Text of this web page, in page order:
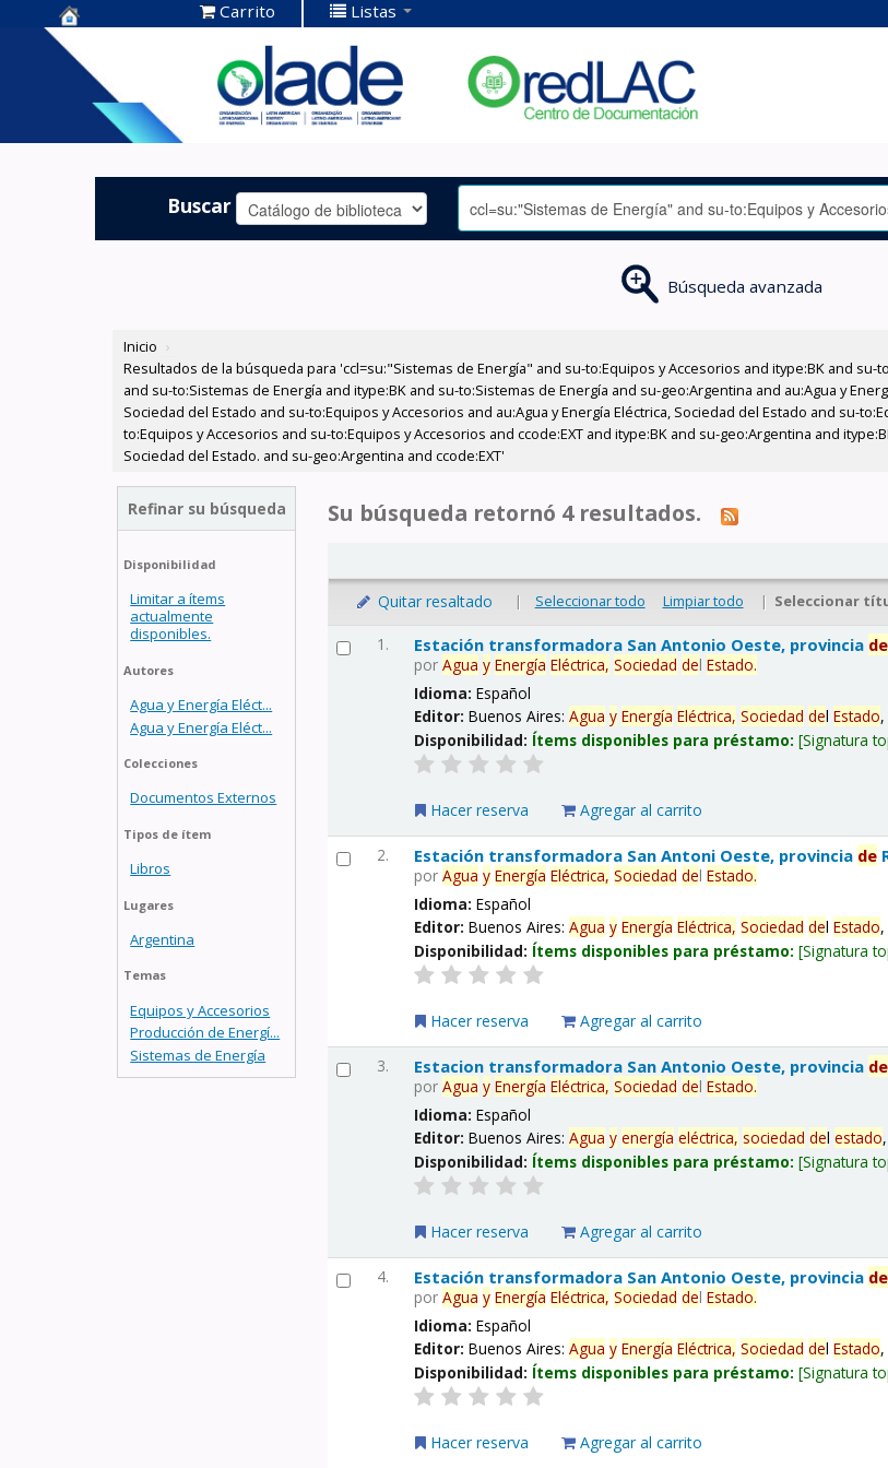
Centro de
Documentación
OLADE -
Carrito Listas
Buscar
Búsqueda avanzada
Inicio ›
Resultados de la búsqueda para 'ccl=su:"Sistemas de Energía" and su-to:Equipos y Accesorios and itype:BK and su-
and su-to:Sistemas de Energía and itype:BK and su-to:Sistemas de Energía and su-geo:Argentina and au:Agua y
Sociedad del Estado and su-to:Equipos y Accesorios and au:Agua y Energía Eléctrica, Sociedad del Estado and su-
to:Equipos y Accesorios and su-to:Equipos y Accesorios and ccode:EXT and itype:BK and su-geo:Argentina and
Sociedad del Estado. and su-geo:Argentina and ccode:EXT'
Refinar su búsqueda
Disponibilidad
Limitar a ítems
actualmente
disponibles.
Autores
Agua y Energía Eléct...
Agua y Energía Eléct...
Colecciones
Documentos Externos
Tipos de ítem
Libros
Lugares
Argentina
Temas
Equipos y Accesorios
Producción de Energí...
Sistemas de Energía
Su búsqueda retornó 4 resultados.
Quitar resaltado | Seleccionar todo Limpiar todo | Seleccionar
1. Estación transformadora San Antonio Oeste, provincia de
porAgua y Energía Eléctrica, Sociedad delEstado.
Idioma:Español
Editor:Buenos Aires:Agua y Energía Eléctrica, Sociedad delEstado
Disponibilidad: Ítems disponibles para préstamo: Signatura
Hacer reserva Agregar al carrito
2. Estación transformadora San Antoni Oeste, provincia de
porAgua y Energía Eléctrica, Sociedad delEstado.
Idioma:Español
Editor:Buenos Aires:Agua y Energía Eléctrica, Sociedad delEstado
Disponibilidad: Ítems disponibles para préstamo: Signatura
Hacer reserva Agregar al carrito
3. Estacion transformadora San Antonio Oeste, provincia de
porAgua y Energía Eléctrica, Sociedad delEstado.
Idioma:Español
Editor:Buenos Aires:Agua y energía eléctrica, sociedad delestado
Disponibilidad: Ítems disponibles para préstamo: Signatura
Hacer reserva Agregar al carrito
4. Estación transformadora San Antonio Oeste, provincia de
porAgua y Energía Eléctrica, Sociedad delEstado.
Idioma:Español
Editor:Buenos Aires:Agua y Energía Eléctrica, Sociedad delEstado
Disponibilidad: Ítems disponibles para préstamo: Signatura
Hacer reserva Agregar al carrito